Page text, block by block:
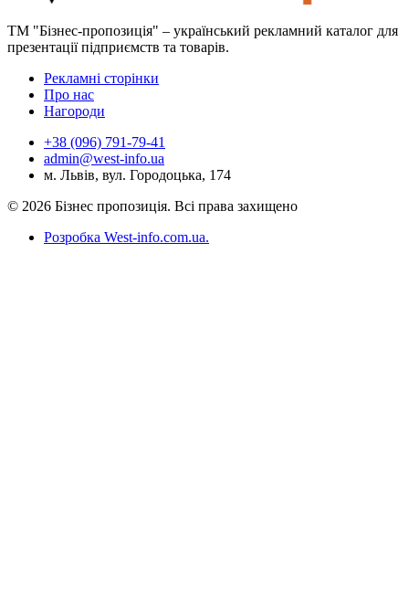
ТМ "Бізнес-пропозиція" – український рекламний каталог для
презентації підприємств та товарів.
Рекламні сторінки
Про нас
Нагороди
+38 (096) 791-79-41
admin@west-info.ua
м. Львів, вул. Городоцька, 174
© 2026 Бізнес пропозиція. Всі права захищено
Розробка West-info.com.ua.